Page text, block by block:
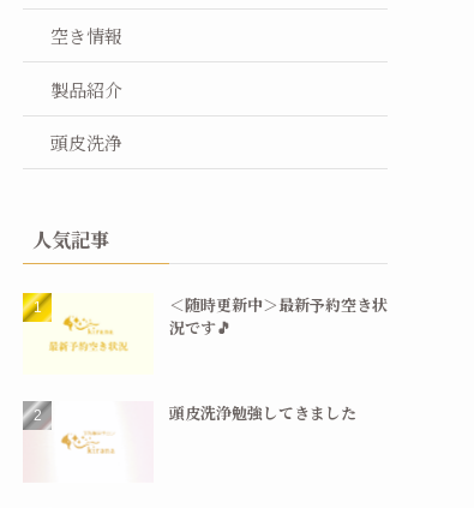
空き情報
製品紹介
頭皮洗浄
人気記事
＜随時更新中＞最新予約空き状
況です🎵
頭皮洗浄勉強してきました